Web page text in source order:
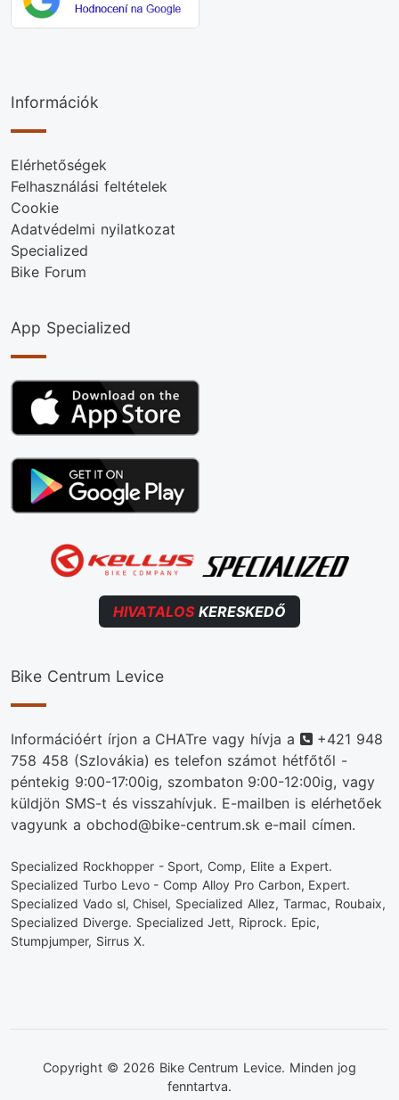
Információk
Elérhetőségek
Felhasználási feltételek
Cookie
Adatvédelmi nyilatkozat
Specialized
Bike Forum
App Specialized
HIVATALOSKERESKEDŐ
Bike Centrum Levice
Információért írjon a CHATre vagy hívja a Telefonszám
+421 948
758 458 (Szlovákia) es telefon számot hétfőtől -
péntekig 9:00-17:00ig, szombaton 9:00-12:00ig, vagy
küldjön SMS-t és visszahívjuk. E-mailben is elérhetőek
vagyunk a obchod@bike-centrum.sk e-mail címen.
Specialized Rockhopper - Sport, Comp, Elite a Expert.
Specialized Turbo Levo - Comp Alloy Pro Carbon, Expert.
Specialized Vado sl, Chisel, Specialized Allez, Tarmac, Roubaix,
Specialized Diverge. Specialized Jett, Riprock. Epic,
Stumpjumper, Sirrus X.
Copyright © 2026 Bike Centrum Levice. Minden jog
fenntartva.